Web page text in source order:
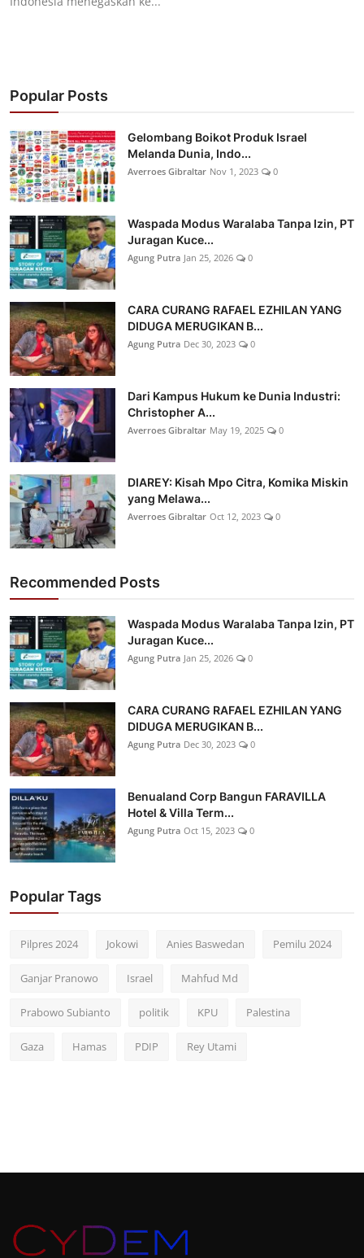
Popular Posts
Gelombang Boikot Produk Israel
Melanda Dunia, Indo...
Averroes Gibraltar Nov 1, 2023 0
Waspada Modus Waralaba Tanpa Izin, PT
Juragan Kuce...
Agung Putra Jan 25, 2026 0
CARA CURANG RAFAEL EZHILAN YANG
DIDUGA MERUGIKAN B...
Agung Putra Dec 30, 2023 0
Dari Kampus Hukum ke Dunia Industri:
Christopher A...
Averroes Gibraltar May 19, 2025 0
DIAREY: Kisah Mpo Citra, Komika Miskin
yang Melawa...
Averroes Gibraltar Oct 12, 2023 0
Recommended Posts
Waspada Modus Waralaba Tanpa Izin, PT
Juragan Kuce...
Agung Putra Jan 25, 2026 0
CARA CURANG RAFAEL EZHILAN YANG
DIDUGA MERUGIKAN B...
Agung Putra Dec 30, 2023 0
Benualand Corp Bangun FARAVILLA
Hotel & Villa Term...
Agung Putra Oct 15, 2023 0
Popular Tags
Pilpres 2024 Jokowi Anies Baswedan Pemilu 2024
Ganjar Pranowo Israel Mahfud Md
Prabowo Subianto politik KPU Palestina
Gaza Hamas PDIP Rey Utami